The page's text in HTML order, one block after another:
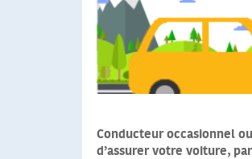
Conducteur occasionnel
d’assurer votre voiture,